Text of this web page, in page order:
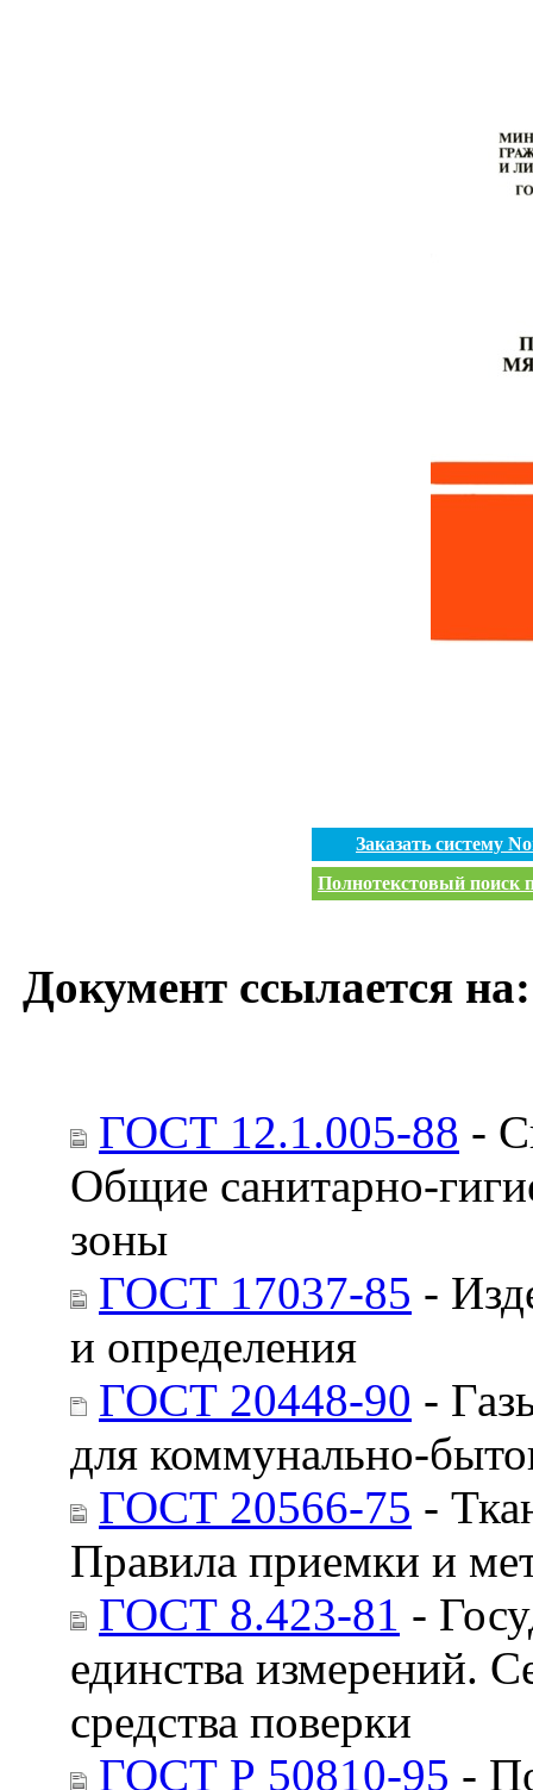
Заказать систему
Полнотекстовый поиск
Документ ссылается на:
ГОСТ 12.1.005-88 -
Общие санитарно-
зоны
ГОСТ 17037-85 -
и определения
ГОСТ 20448-90 -
для коммунально-
ГОСТ 20566-75 -
Правила приемки и
ГОСТ 8.423-81 -
единства измерений.
средства поверки
ГОСТ Р 50810-95 -